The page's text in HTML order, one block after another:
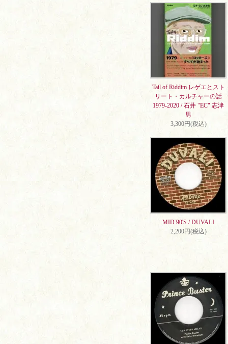
Tail of Riddim レゲエとスト
リート・カルチャーの話
1979-2020 / 石井 "EC" 志津
男
3,300円(税込)
MID 90'S / DUVALI
2,200円(税込)